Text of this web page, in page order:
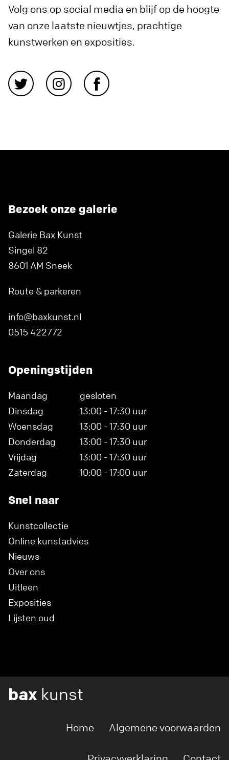
Volg ons op social media en blijf op de hoogte
van onze laatste nieuwtjes, prachtige
kunstwerken en exposities.
Bezoek onze galerie
Galerie Bax Kunst
Singel 82
8601 AM Sneek
Route & parkeren
info@baxkunst.nl
0515 422772
Openingstijden
Maandag
gesloten
Dinsdag
13:00 - 17:30 uur
Woensdag
13:00 - 17:30 uur
Donderdag
13:00 - 17:30 uur
Vrijdag
13:00 - 17:30 uur
Zaterdag
10:00 - 17:00 uur
Snel naar
Kunstcollectie
Online kunstadvies
Nieuws
Over ons
Uitleen
Exposities
Lijsten oud
bax kunst
Home Algemene voorwaarden